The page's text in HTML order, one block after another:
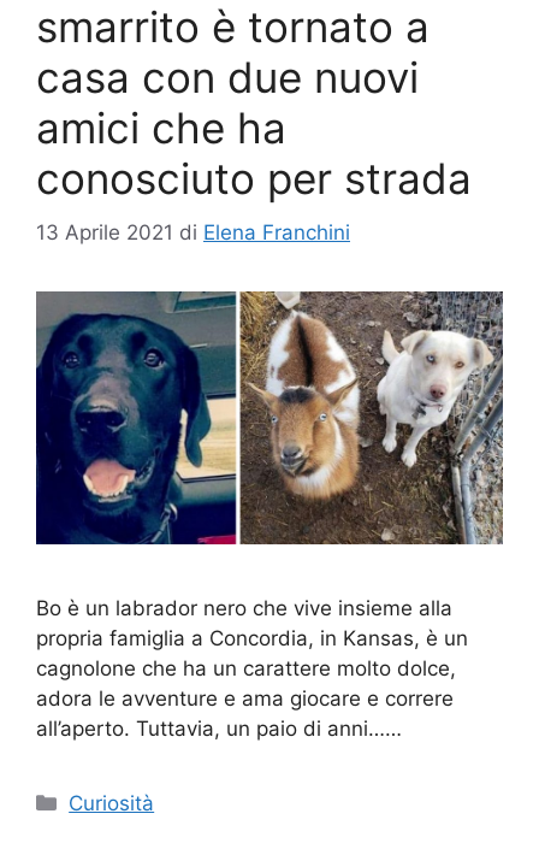
smarrito è tornato a
casa con due nuovi
amici che ha
conosciuto per strada
13 Aprile 2021 di Elena Franchini
Bo è un labrador nero che vive insieme alla
propria famiglia a Concordia, in Kansas, è un
cagnolone che ha un carattere molto dolce,
adora le avventure e ama giocare e correre
all’aperto. Tuttavia, un paio di anni……
Categorie
Curiosità